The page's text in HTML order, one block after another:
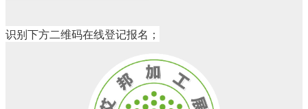
识别下方二维码在线登记报名；